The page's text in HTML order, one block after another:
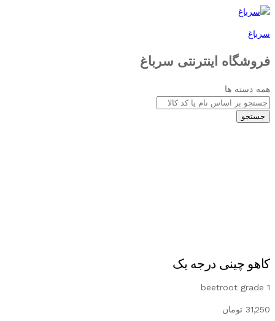
سرباغ
فروشگاه اینترنتی سرباغ
همه دسته ها
جستجو
کاهو چینی درجه یک
beetroot grade 1
31,250 تومان